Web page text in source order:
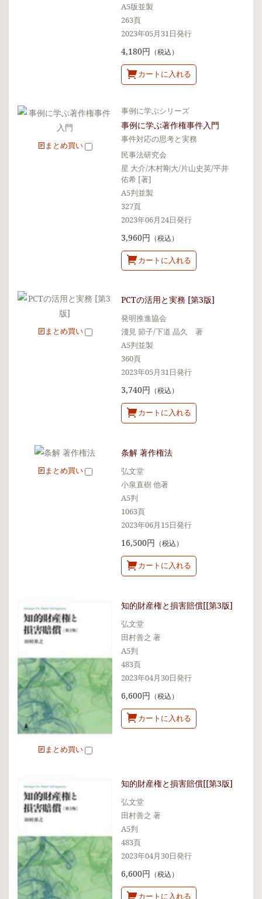
A5版並製
263頁
2023年05月31日発行
4,180円 （税込）
カートに入れる
まとめ買い
事例に学ぶシリーズ
事例に学ぶ著作権事件入門
事件対応の思考と実務
民事法研究会
星 大介/木村剛大/片山史英/平井
佑希 [著]
A5判並製
327頁
2023年06月24日発行
3,960円 （税込）
カートに入れる
まとめ買い
PCTの活用と実務 [第3版]
発明推進協会
淺見 節子/下道 晶久 著
A5判並製
360頁
2023年05月31日発行
3,740円 （税込）
カートに入れる
まとめ買い
条解 著作権法
弘文堂
小泉直樹 他著
A5判
1063頁
2023年06月15日発行
16,500円 （税込）
カートに入れる
まとめ買い
知的財産権と損害賠償[[第3版]
弘文堂
田村善之 著
A5判
483頁
2023年04月30日発行
6,600円 （税込）
カートに入れる
知的財産権と損害賠償[[第3版]
弘文堂
田村善之 著
A5判
483頁
2023年04月30日発行
6,600円 （税込）
カートに入れる